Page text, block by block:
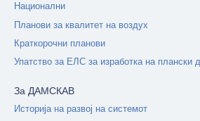
Национални
Планови за квалитет на воздух
Краткорочни планови
Упатство за ЕЛС за изработка на плански
За ДАМСКАВ
Историја на развој на системот